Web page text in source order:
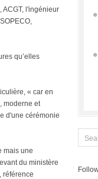
ACGT, l'ingénieur
qu’elles
« car en
moderne et
d'une cérémonie
mais une
du ministère
référence